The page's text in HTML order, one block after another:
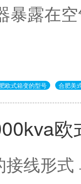
暴露在
欧式箱变的型号 合肥美
接线形